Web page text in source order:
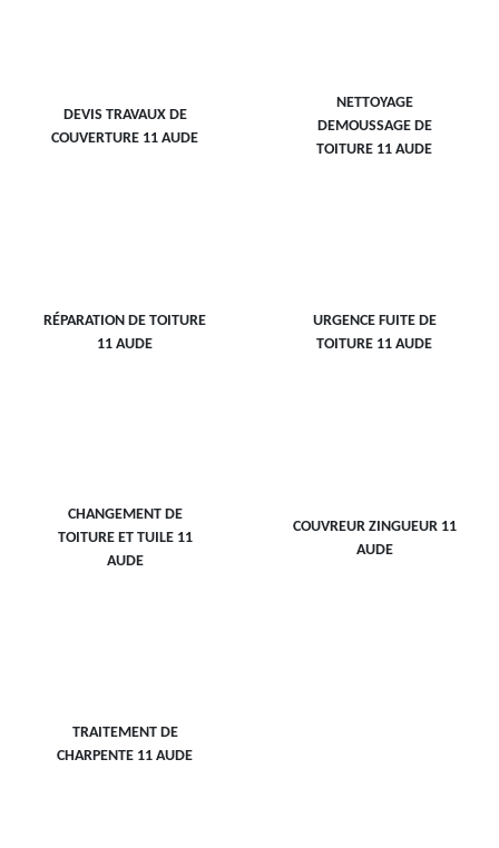
DEVIS TRAVAUX DE
COUVERTURE 11 AUDE
NETTOYAGE
DEMOUSSAGE DE
TOITURE 11 AUDE
RÉPARATION DE TOITURE
11 AUDE
URGENCE FUITE DE
TOITURE 11 AUDE
CHANGEMENT DE
TOITURE ET TUILE 11
AUDE
COUVREUR ZINGUEUR 11
AUDE
TRAITEMENT DE
CHARPENTE 11 AUDE